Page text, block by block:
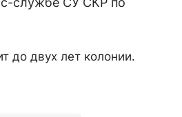
до двух лет колонии.